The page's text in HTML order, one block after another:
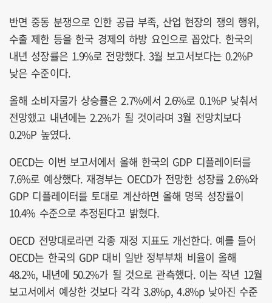
반면 중동 분쟁으로 인한 공급 부족, 산업 현장의 쟁의 행위,
수출 제한 등을 한국 경제의 하방 요인으로 꼽았다. 한국의
내년 성장률은 1.9%로 전망했다. 3월 보고서보다는 0.2%P
낮은 수준이다.
올해 소비자물가 상승률은 2.7%에서 2.6%로 0.1%P 낮춰서
전망했고 내년에는 2.2%가 될 것이라며 3월 전망치보다
0.2%P 높였다.
OECD는 이번 보고서에서 올해 한국의 GDP 디플레이터를
7.6%로 예상했다. 재경부는 OECD가 전망한 성장률 2.6%와
GDP 디플레이터를 토대로 계산하면 올해 명목 성장률이
10.4% 수준으로 추정된다고 밝혔다.
OECD 전망대로라면 각종 재정 지표도 개선한다. 예를 들어
OECD는 한국의 GDP 대비 일반 정부부채 비율이 올해
48.2%, 내년에 50.2%가 될 것으로 관측했다. 이는 작년 12월
보고서에서 예상한 것보다 각각 3.8%p, 4.8%p 낮아진 수준